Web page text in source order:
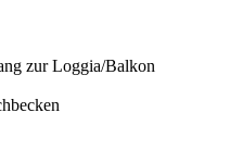
zur Loggia/Balkon